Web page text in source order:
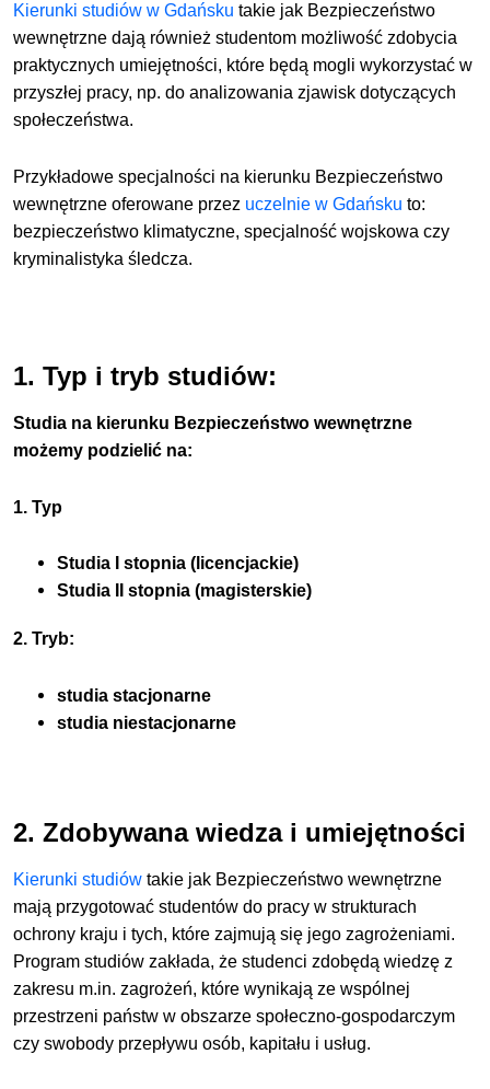
Kierunki studiów w Gdańsku takie jak Bezpieczeństwo
wewnętrzne dają również studentom możliwość zdobycia
praktycznych umiejętności, które będą mogli wykorzystać w
przyszłej pracy, np. do analizowania zjawisk dotyczących
społeczeństwa.
Przykładowe specjalności na kierunku Bezpieczeństwo
wewnętrzne oferowane przez uczelnie w Gdańsku to:
bezpieczeństwo klimatyczne, specjalność wojskowa czy
kryminalistyka śledcza.
1. Typ i tryb studiów:
Studia na kierunku Bezpieczeństwo wewnętrzne
możemy podzielić na:
1. Typ
Studia I stopnia (licencjackie)
Studia II stopnia (magisterskie)
2. Tryb:
studia stacjonarne
studia niestacjonarne
2. Zdobywana wiedza i umiejętności
Kierunki studiów takie jak Bezpieczeństwo wewnętrzne
mają przygotować studentów do pracy w strukturach
ochrony kraju i tych, które zajmują się jego zagrożeniami.
Program studiów zakłada, że studenci zdobędą wiedzę z
zakresu m.in. zagrożeń, które wynikają ze wspólnej
przestrzeni państw w obszarze społeczno-gospodarczym
czy swobody przepływu osób, kapitału i usług.